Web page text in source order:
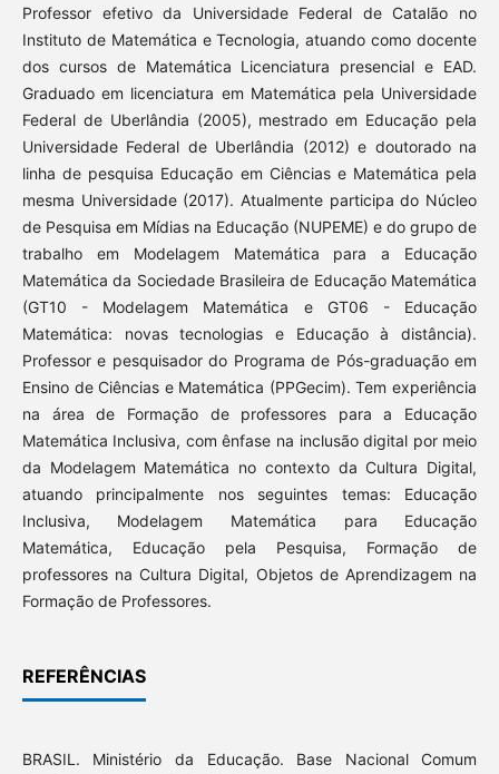
Professor efetivo da Universidade Federal de Catalão no
Instituto de Matemática e Tecnologia, atuando como docente
dos cursos de Matemática Licenciatura presencial e EAD.
Graduado em licenciatura em Matemática pela Universidade
Federal de Uberlândia (2005), mestrado em Educação pela
Universidade Federal de Uberlândia (2012) e doutorado na
linha de pesquisa Educação em Ciências e Matemática pela
mesma Universidade (2017). Atualmente participa do Núcleo
de Pesquisa em Mídias na Educação (NUPEME) e do grupo de
trabalho em Modelagem Matemática para a Educação
Matemática da Sociedade Brasileira de Educação Matemática
(GT10 - Modelagem Matemática e GT06 - Educação
Matemática: novas tecnologias e Educação à distância).
Professor e pesquisador do Programa de Pós-graduação em
Ensino de Ciências e Matemática (PPGecim). Tem experiência
na área de Formação de professores para a Educação
Matemática Inclusiva, com ênfase na inclusão digital por meio
da Modelagem Matemática no contexto da Cultura Digital,
atuando principalmente nos seguintes temas: Educação
Inclusiva, Modelagem Matemática para Educação
Matemática, Educação pela Pesquisa, Formação de
professores na Cultura Digital, Objetos de Aprendizagem na
Formação de Professores.
REFERÊNCIAS
BRASIL. Ministério da Educação. Base Nacional Comum